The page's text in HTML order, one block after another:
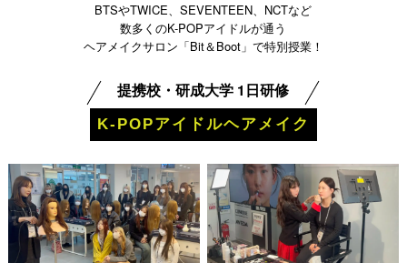
BTSやTWICE、SEVENTEEN、NCTなど
数多くのK-POPアイドルが通う
ヘアメイクサロン「Bit＆Boot」で特別授業！
提携校・研成大学 1日研修
K-POPアイドルヘアメイク